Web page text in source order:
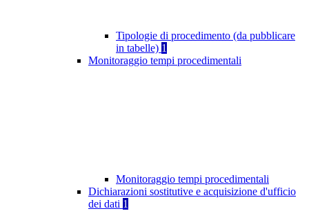
Tipologie di procedimento (da pubblicare
in tabelle) 1
Monitoraggio tempi procedimentali
Monitoraggio tempi procedimentali
Dichiarazioni sostitutive e acquisizione d'ufficio
dei dati 1